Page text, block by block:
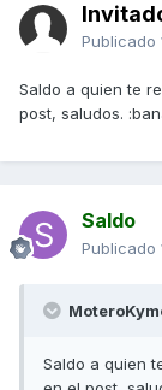
Publicado
Saldo a quien te
post, saludos.
Saldo
Publicado
Saldo a quien